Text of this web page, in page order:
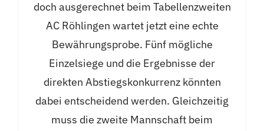
doch ausgerechnet beim Tabellenzweiten
AC Röhlingen wartet jetzt eine echte
Bewährungsprobe. Fünf mögliche
Einzelsiege und die Ergebnisse der
direkten Abstiegskonkurrenz könnten
dabei entscheidend werden. Gleichzeitig
muss die zweite Mannschaft beim